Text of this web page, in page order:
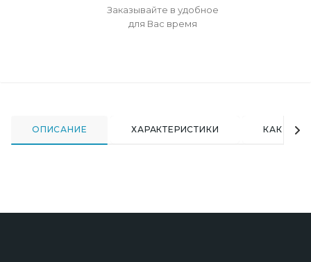
Заказывайте в удобное
для Вас время
ОПИСАНИЕ ХАРАКТЕРИСТИКИ КАК